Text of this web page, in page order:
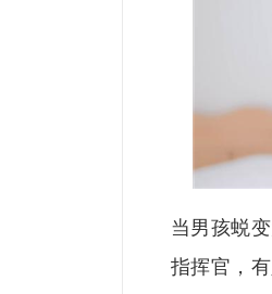
当男孩蜕
指挥官，